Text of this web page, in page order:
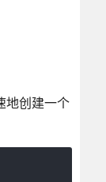
地创建一个